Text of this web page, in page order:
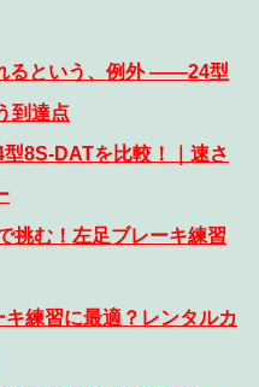
るという、例外 ――24型
到達点
8S-DATを比較！｜速さ
挑む！左足ブレーキ練習
練習に最適？レンタルカ